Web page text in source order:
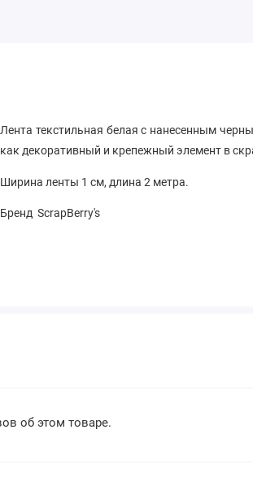
Лента текстильная белая с нанесенным
как декоративный и крепежный элемент в
Ширина ленты 1 см, длина 2 метра.
Бренд ScrapBerry's
об этом товаре.